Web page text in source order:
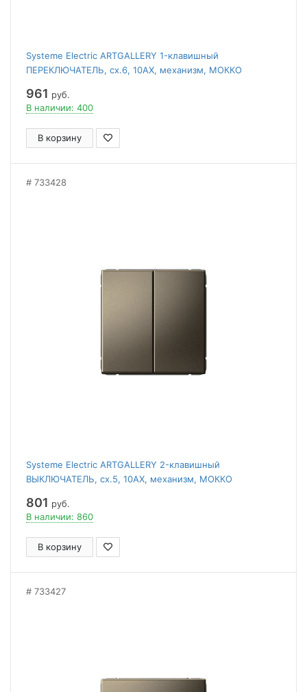
Systeme Electric ARTGALLERY 1-клавишный
ПЕРЕКЛЮЧАТЕЛЬ, сх.6, 10АХ, механизм, МОККО
961 руб.
В наличии: 400
В корзину
733428
Systeme Electric ARTGALLERY 2-клавишный
ВЫКЛЮЧАТЕЛЬ, сх.5, 10АХ, механизм, МОККО
801 руб.
В наличии: 860
В корзину
733427